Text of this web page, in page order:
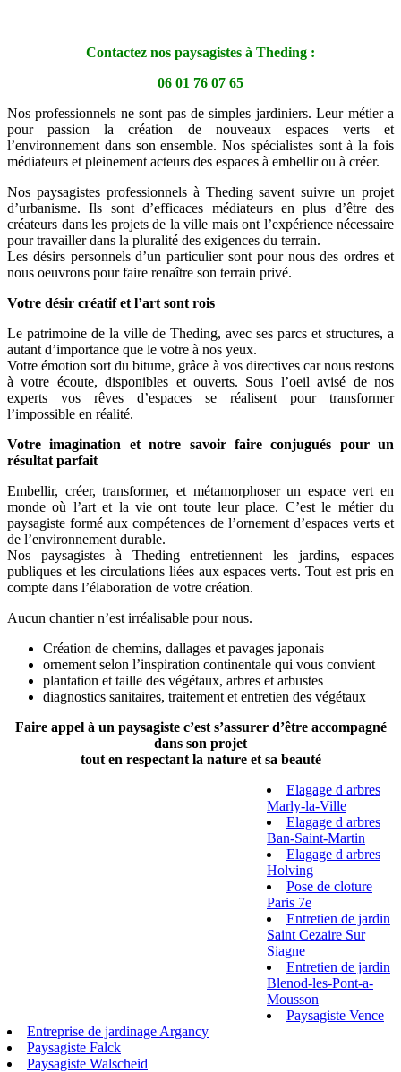
Contactez nos paysagistes à Theding :
06 01 76 07 65
Nos professionnels ne sont pas de simples jardiniers. Leur métier a
pour passion la création de nouveaux espaces verts et
l’environnement dans son ensemble. Nos spécialistes sont à la fois
médiateurs et pleinement acteurs des espaces à embellir ou à créer.
Nos paysagistes professionnels à Theding savent suivre un projet
d’urbanisme. Ils sont d’efficaces médiateurs en plus d’être des
créateurs dans les projets de la ville mais ont l’expérience nécessaire
pour travailler dans la pluralité des exigences du terrain.
Les désirs personnels d’un particulier sont pour nous des ordres et
nous oeuvrons pour faire renaître son terrain privé.
Votre désir créatif et l’art sont rois
Le patrimoine de la ville de Theding, avec ses parcs et structures, a
autant d’importance que le votre à nos yeux.
Votre émotion sort du bitume, grâce à vos directives car nous restons
à votre écoute, disponibles et ouverts. Sous l’oeil avisé de nos
experts vos rêves d’espaces se réalisent pour transformer
l’impossible en réalité.
Votre imagination et notre savoir faire conjugués pour un
résultat parfait
Embellir, créer, transformer, et métamorphoser un espace vert en
monde où l’art et la vie ont toute leur place. C’est le métier du
paysagiste formé aux compétences de l’ornement d’espaces verts et
de l’environnement durable.
Nos paysagistes à Theding entretiennent les jardins, espaces
publiques et les circulations liées aux espaces verts. Tout est pris en
compte dans l’élaboration de votre création.
Aucun chantier n’est irréalisable pour nous.
Création de chemins, dallages et pavages japonais
ornement selon l’inspiration continentale qui vous convient
plantation et taille des végétaux, arbres et arbustes
diagnostics sanitaires, traitement et entretien des végétaux
Faire appel à un paysagiste c’est s’assurer d’être accompagné
dans son projet
tout en respectant la nature et sa beauté
Elagage d arbres
Marly-la-Ville
Elagage d arbres
Ban-Saint-Martin
Elagage d arbres
Holving
Pose de cloture
Paris 7e
Entretien de jardin
Saint Cezaire Sur
Siagne
Entretien de jardin
Blenod-les-Pont-a-
Mousson
Paysagiste Vence
Entreprise de jardinage Argancy
Paysagiste Falck
Paysagiste Walscheid